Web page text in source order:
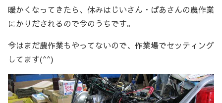
暖かくなってきたら、休みはじいさん・ばあさんの農作業
にかりだされるので今のうちです。
今はまだ農作業もやってないので、作業場でセッティング
してます(^^)